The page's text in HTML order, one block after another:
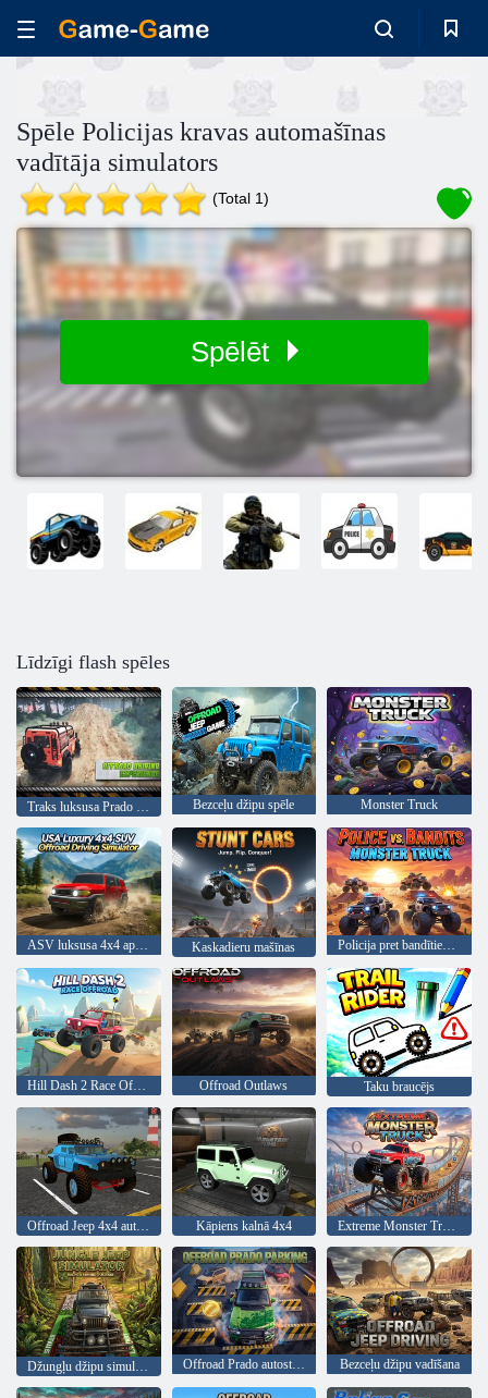
Spēle Policijas kravas automašīnas
vadītāja simulators
(Total 1)
Spēlēt
Līdzīgi flash spēles
Traks luksusa Prado simulācija Bezceļu džipu spēle Monster Truck
ASV luksusa 4x4 apvidus auto bezceļa braukšanas simulators Kaskadieru mašīnas Policija pret bandītiem: Monster Truck
Hill Dash 2 Race Offroad Offroad Outlaws Taku braucējs
Offroad Jeep 4x4 automašīnas braukšanas simulators Kāpiens kalnā 4x4 Extreme Monster Truck
Offroad Prado autostāvvieta Bezceļu džipu vadīšana